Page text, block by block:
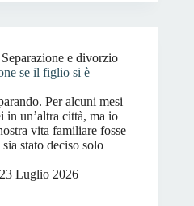
Separazione e divorzio
se il figlio si è
Per alcuni mesi
in un’altra città, ma io
vita familiare fosse
stato deciso solo
23 Luglio 2026